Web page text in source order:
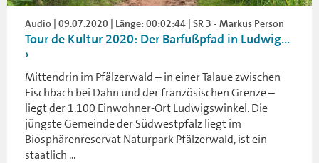
Audio | 09.07.2020 | Länge: 00:02:44 | SR 3 - Markus Person
Tour de Kultur 2020: Der Barfußpfad in Ludwig...
Mittendrin im Pfälzerwald – in einer Talaue zwischen
Fischbach bei Dahn und der französischen Grenze –
liegt der 1.100 Einwohner-Ort Ludwigswinkel. Die
jüngste Gemeinde der Südwestpfalz liegt im
Biosphärenreservat Naturpark Pfälzerwald, ist ein
staatlich ...